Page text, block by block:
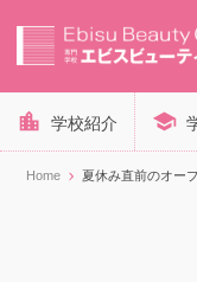
学校紹介
Home 夏休み直前のオー